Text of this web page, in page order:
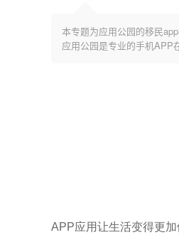
本专题为应用公园的移民
应用公园是专业的手机APP
APP应用让生活变得更加